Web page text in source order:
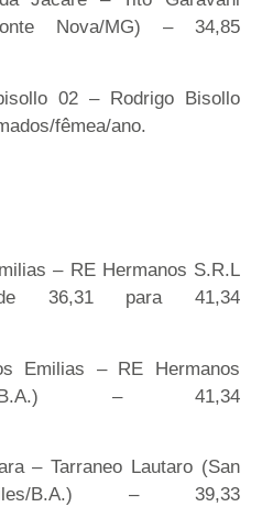
Nova/MG) – 34,85
02 – Rodrigo Bisollo
fêmea/ano.
– RE Hermanos S.R.L
36,31 para 41,34
Emilias – RE Hermanos
B.A.) – 41,34
– Tarraneo Lautaro (San
B.A.) – 39,33